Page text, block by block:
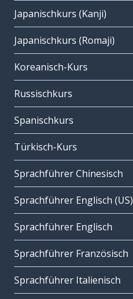
Japanischkurs (Kanji)
Japanischkurs (Romaji)
Koreanisch-Kurs
Russischkurs
Spanischkurs
Türkisch-Kurs
Sprachführer Chinesisch
Sprachführer Englisch (US)
Sprachführer Englisch
Sprachführer Französisch
Sprachführer Italienisch